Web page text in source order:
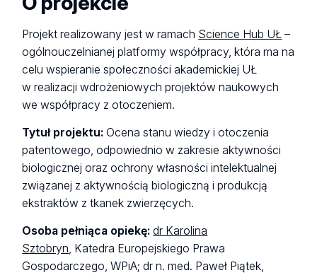
Projekt realizowany jest w ramach Science Hub UŁ –
ogólnouczelnianej platformy współpracy, która ma na
celu wspieranie społeczności akademickiej UŁ
w realizacji wdrożeniowych projektów naukowych
we współpracy z otoczeniem.
Tytuł projektu:Ocena stanu wiedzy i otoczenia
patentowego, odpowiednio w zakresie aktywności
biologicznej oraz ochrony własności intelektualnej
związanej z aktywnością biologiczną i produkcją
ekstraktów z tkanek zwierzęcych.
Osoba pełniąca opiekę: dr Karolina
Sztobryn, Katedra Europejskiego Prawa
Gospodarczego, WPiA; dr n. med. Paweł Piątek,